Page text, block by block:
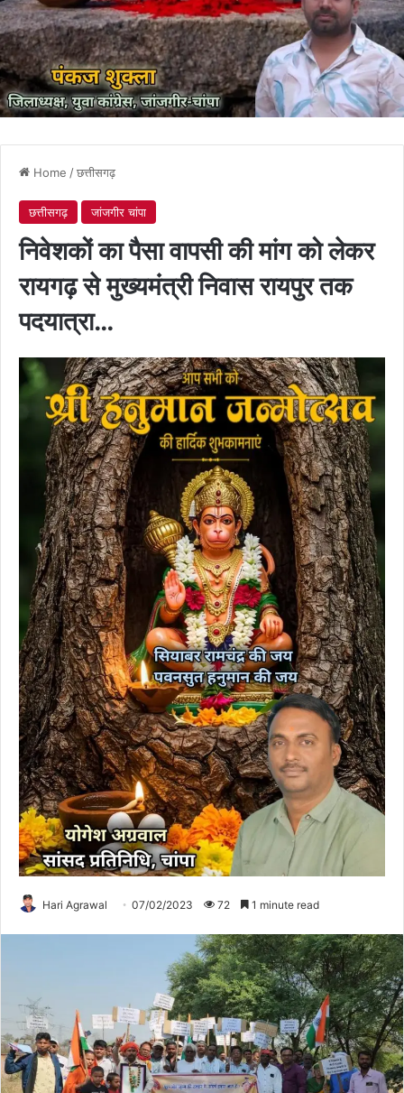
Home /छत्तीसगढ़
छत्तीसगढ़ जांजगीर चांपा
निवेशकों का पैसा वापसी की मांग को लेकर
रायगढ़ से मुख्यमंत्री निवास रायपुर तक
पदयात्रा…
Hari Agrawal 07/02/2023 72 1 minute read